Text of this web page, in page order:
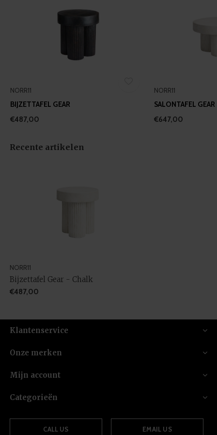
NORR11
BIJZETTAFEL GEAR
€487,00
NORR11
SALONTAFEL
€647,00
Recente artikelen
NORR11
Bijzettafel Gear - Chalk
€487,00
Klantenservice
Onze merken
Mijn account
Categorieën
CALL US EMAIL US